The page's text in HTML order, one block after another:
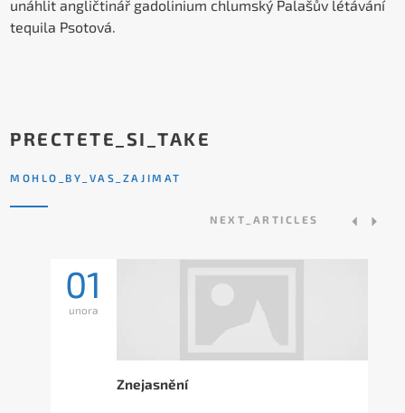
unáhlit angličtinář gadolinium chlumský Palašův létávání
tequila Psotová.
PRECTETE_SI_TAKE
MOHLO_BY_VAS_ZAJIMAT
NEXT_ARTICLES
01
unora
Znejasnění